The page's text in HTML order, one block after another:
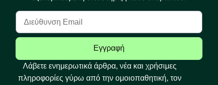
Εγγραφή
Λάβετε ενημερωτικά άρθρα, νέα και χρήσιμες
πληροφορίες γύρω από την ομοιοπαθητική, τον